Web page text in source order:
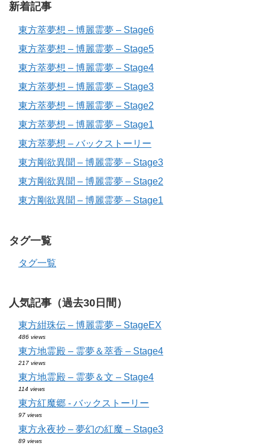
新着記事
東方萃夢想 – 博麗霊夢 – Stage6
東方萃夢想 – 博麗霊夢 – Stage5
東方萃夢想 – 博麗霊夢 – Stage4
東方萃夢想 – 博麗霊夢 – Stage3
東方萃夢想 – 博麗霊夢 – Stage2
東方萃夢想 – 博麗霊夢 – Stage1
東方萃夢想 – バックストーリー
東方剛欲異聞 – 博麗霊夢 – Stage3
東方剛欲異聞 – 博麗霊夢 – Stage2
東方剛欲異聞 – 博麗霊夢 – Stage1
タグ一覧
タグ一覧
人気記事（過去30日間）
東方紺珠伝 – 博麗霊夢 – StageEX
486 views
東方地霊殿 – 霊夢＆萃香 – Stage4
217 views
東方地霊殿 – 霊夢＆文 – Stage4
114 views
東方紅魔郷 - バックストーリー
97 views
東方永夜抄 – 夢幻の紅魔 – Stage3
89 views